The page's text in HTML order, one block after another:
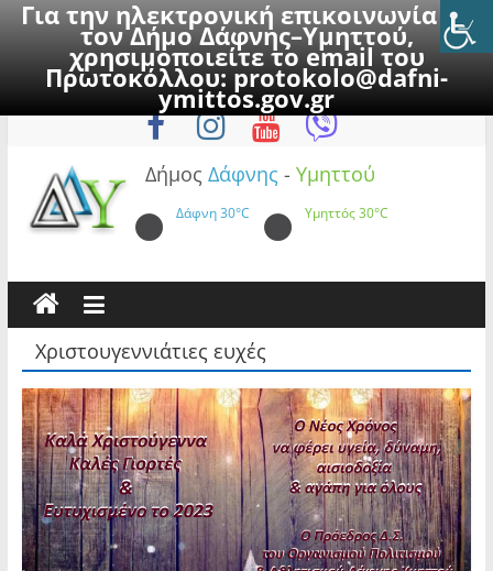
Για την ηλεκτρονική επικοινωνία με
τον Δήμο Δάφνης–Υμηττού,
χρησιμοποιείτε το email του
Πρωτοκόλλου:protokolo@dafni-
ymittos.gov.gr
to
Παρασκευή, 7 Αυγούστου 2026
Δήμος Δάφνης - Υμηττού
Δάφνη30°C Υμηττός30°C
Χριστουγεννιάτιες ευχές